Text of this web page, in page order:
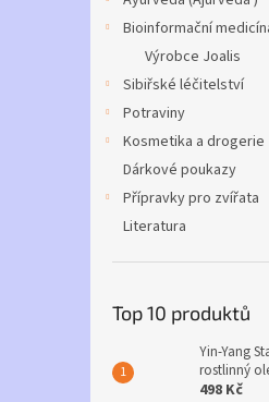
Bioinformační
Výrobce Joalis
Sibiřské léčitelství
Potraviny
Kosmetika a drogerie
Dárkové poukazy
Přípravky pro zvířata
Literatura
Top 10 produktů
Yin-Yang
rostlinný
498 Kč